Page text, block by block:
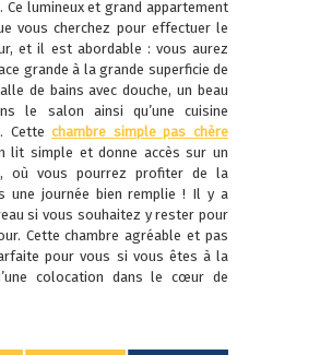
Ce lumineux et grand appartement
vous cherchez pour effectuer le
et il est abordable : vous aurez
grande à la grande superficie de
de bains avec douche, un beau
le salon ainsi qu’une cuisine
Cettechambre simple pas chère
lit simple et donne accès sur un
où vous pourrez profiter de la
une journée bien remplie ! Il y a
si vous souhaitez y rester pour
Cette chambre agréable et pas
pour vous si vous êtes à la
colocation dans le cœur de